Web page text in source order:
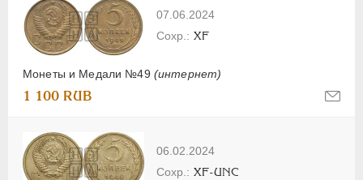
07.06.2024
Монеты и Медали №49 (интернет)
XF
1 100 RUB
06.02.2024
XF-UNC